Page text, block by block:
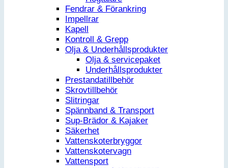
Fendrar & Förankring
Impellrar
Kapell
Kontroll & Grepp
Olja & Underhållsprodukter
Olja & servicepaket
Underhållsprodukter
Prestandatillbehör
Skrovtillbehör
Slitringar
Spännband & Transport
Sup-Brädor & Kajaker
Säkerhet
Vattenskoterbryggor
Vattenskotervagn
Vattensport